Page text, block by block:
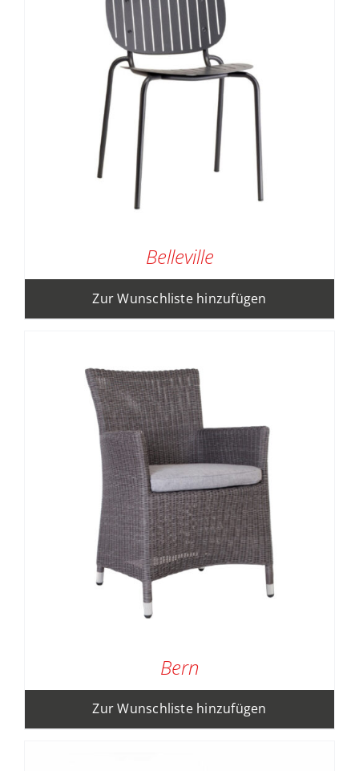
Belleville
Zur Wunschliste hinzufügen
Bern
Zur Wunschliste hinzufügen